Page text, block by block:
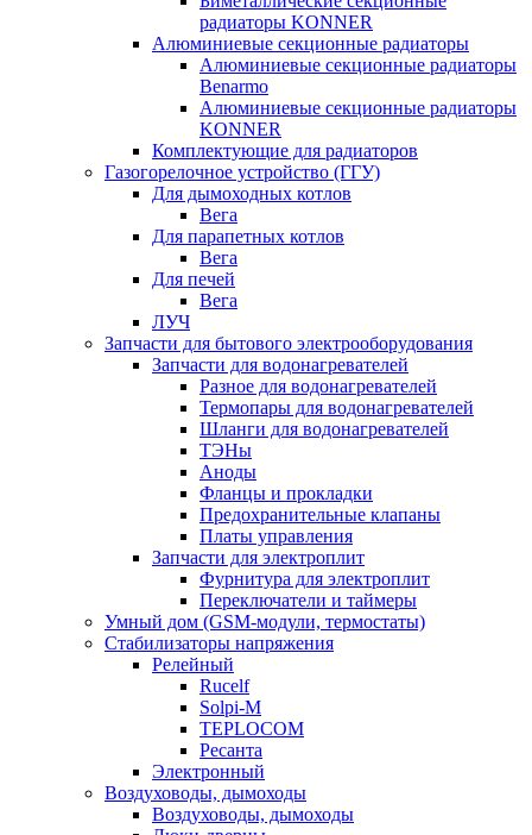
радиаторы KONNER
Алюминиевые секционные радиаторы
Алюминиевые секционные радиаторы
Benarmo
Алюминиевые секционные радиаторы
KONNER
Комплектующие для радиаторов
Газогорелочное устройство (ГГУ)
Для дымоходных котлов
Вега
Для парапетных котлов
Вега
Для печей
Вега
ЛУЧ
Запчасти для бытового электрооборудования
Запчасти для водонагревателей
Разное для водонагревателей
Термопары для водонагревателей
Шланги для водонагревателей
ТЭНы
Аноды
Фланцы и прокладки
Предохранительные клапаны
Платы управления
Запчасти для электроплит
Фурнитура для электроплит
Переключатели и таймеры
Умный дом (GSM-модули, термостаты)
Cтабилизаторы напряжения
Релейный
Rucelf
Solpi-M
TEPLOCOM
Ресанта
Электронный
Воздуховоды, дымоходы
Воздуховоды, дымоходы